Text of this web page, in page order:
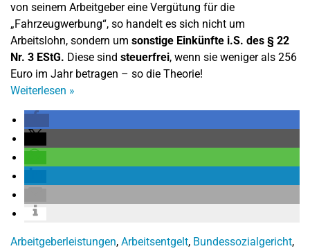
von seinem Arbeitgeber eine Vergütung für die
„Fahrzeugwerbung“, so handelt es sich nicht um
Arbeitslohn, sondern um sonstige Einkünfte i.S. des § 22
Nr. 3 EStG. Diese sind steuerfrei, wenn sie weniger als 256
Euro im Jahr betragen – so die Theorie!
Weiterlesen »
Arbeitgeberleistungen, Arbeitsentgelt, Bundessozialgericht,